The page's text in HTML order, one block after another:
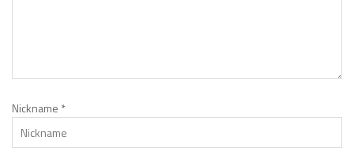
Nickname *